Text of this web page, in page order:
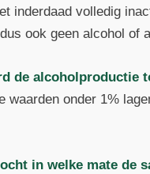
inderdaad volledig
ook geen alcohol of
de alcoholproductie
waarden onder 1%
in welke mate de